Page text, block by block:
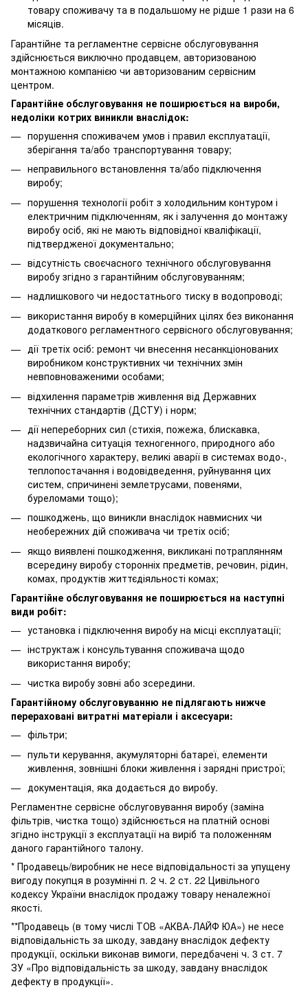
товару споживачу та в подальшому не рідше 1 рази на 6
місяців.
Гарантійне та регламентне сервісне обслуговування
здійснюється виключно продавцем, авторизованою
монтажною компанією чи авторизованим сервісним
центром.
Гарантійне обслуговування не поширюється на вироби,
недоліки котрих виникли внаслідок:
порушення споживачем умов і правил експлуатації,
зберігання та/або транспортування товару;
неправильного встановлення та/або підключення
виробу;
порушення технології робіт з холодильним контуром і
електричним підключенням, як і залучення до монтажу
виробу осіб, які не мають відповідної кваліфікації,
підтвердженої документально;
відсутність своєчасного технічного обслуговування
виробу згідно з гарантійним обслуговуванням;
надлишкового чи недостатнього тиску в водопроводі;
використання виробу в комерційних цілях без виконання
додаткового регламентного сервісного обслуговування;
дії третіх осіб: ремонт чи внесення несанкціонованих
виробником конструктивних чи технічних змін
невповноваженими особами;
відхилення параметрів живлення від Державних
технічних стандартів (ДСТУ) і норм;
дії непереборних сил (стихія, пожежа, блискавка,
надзвичайна ситуація техногенного, природного або
екологічного характеру, великі аварії в системах водо-,
теплопостачання і водовідведення, руйнування цих
систем, спричинені землетрусами, повенями,
буреломами тощо);
пошкоджень, що виникли внаслідок навмисних чи
необережних дій споживача чи третіх осіб;
якщо виявлені пошкодження, викликані потраплянням
всередину виробу сторонніх предметів, речовин, рідин,
комах, продуктів життєдіяльності комах;
Гарантійне обслуговування не поширюється на наступні
види робіт:
установка і підключення виробу на місці експлуатації;
інструктаж і консультування споживача щодо
використання виробу;
чистка виробу зовні або зсередини.
Гарантійному обслуговуванню не підлягають нижче
перераховані витратні матеріали і аксесуари:
фільтри;
пульти керування, акумуляторні батареї, елементи
живлення, зовнішні блоки живлення і зарядні пристрої;
документація, яка додається до виробу.
Регламентне сервісне обслуговування виробу (заміна
фільтрів, чистка тощо) здійснюється на платній основі
згідно інструкції з експлуатації на виріб та положенням
даного гарантійного талону.
* Продавець/виробник не несе відповідальності за упущену
вигоду покупця в розумінні п. 2 ч. 2 ст. 22 Цивільного
кодексу України внаслідок продажу товару неналежної
якості.
**Продавець (в тому числі ТОВ «АКВА-ЛАЙФ ЮА») не несе
відповідальність за шкоду, завдану внаслідок дефекту
продукції, оскільки виконав вимоги, передбачені ч. 3 ст. 7
ЗУ «Про відповідальність за шкоду, завдану внаслідок
дефекту в продукції».